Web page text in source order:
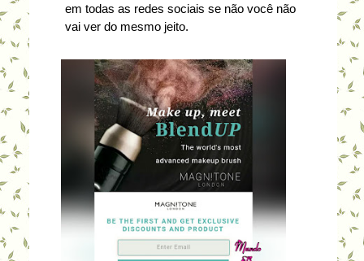
em todas as redes sociais se não você não
vai ver do mesmo jeito.